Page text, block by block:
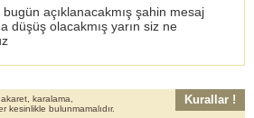
açıklanacakmış şahin mesaj
düşüş olacakmış yarın siz ne
karalama,
kesinlikle bulunmamalıdır.
Kurallar !